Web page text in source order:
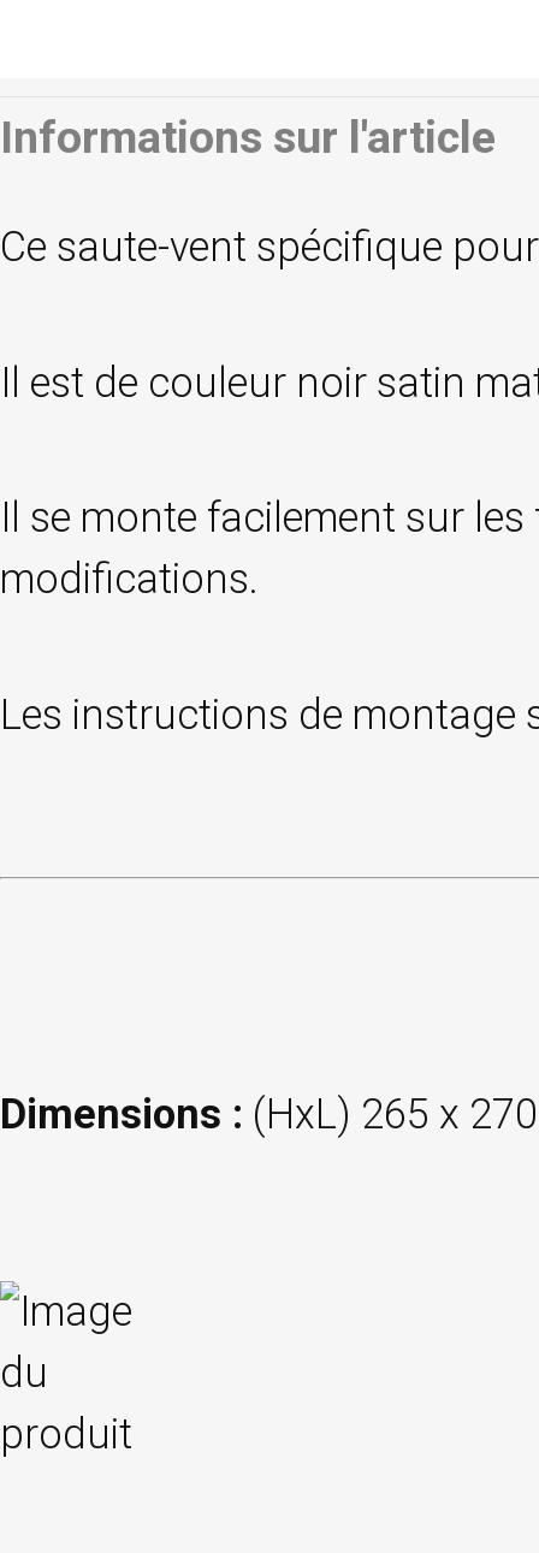
Informations sur l'article
Ce saute-vent spécifique
Il est de couleur noir satin
Il se monte facilement sur
modifications.
Les instructions de montage
Dimensions : (HxL) 265 x